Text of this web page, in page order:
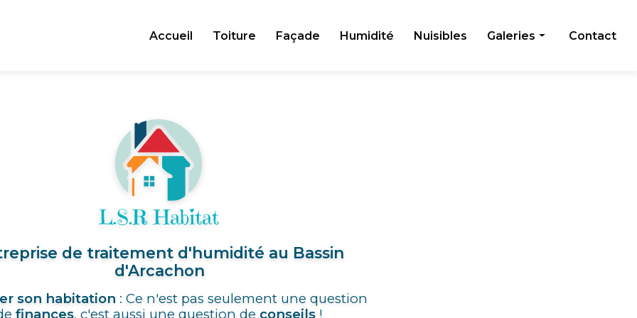
Accueil Toiture Façade Humidité Nuisibles Galeries Contact
de traitement d'humidité au Bassin
d'Arcachon
son habitation : Ce n'est pas seulement une question
finances, c'est aussi une question de conseils !